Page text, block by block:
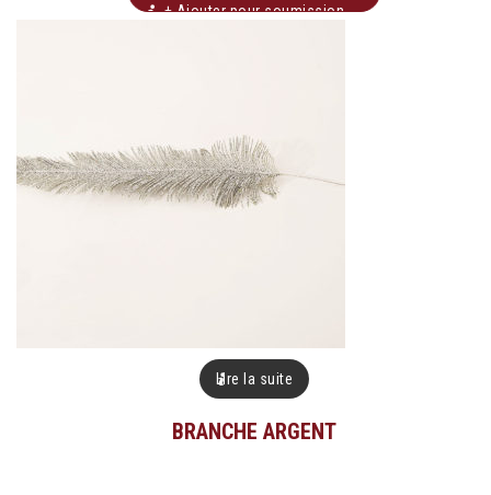
+ Ajouter pour soumission
Lire la suite
BRANCHE ARGENT